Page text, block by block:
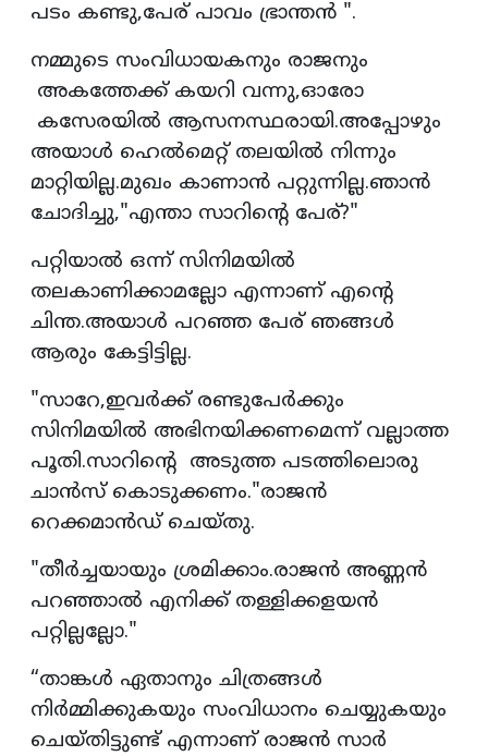
പടം കണ്ടു,പേര് പാവം ഭ്രാന്തൻ ".
നമ്മുടെ സംവിധായകനും രാജനും
അകത്തേക്ക് കയറി വന്നു,ഓരോ
കസേരയിൽ ആസനസ്ഥരായി.അപ്പോഴും
അയാൾ ഹെൽമെറ്റ് തലയിൽ നിന്നും
മാറ്റിയില്ല.മുഖം കാണാൻ പറ്റുന്നില്ല.ഞാൻ
ചോദിച്ചു,"എന്താ സാറിന്റെ പേര്?"
പറ്റിയാൽ ഒന്ന് സിനിമയിൽ
തലകാണിക്കാമല്ലോ എന്നാണ് എൻ്റെ
ചിന്ത.അയാൾ പറഞ്ഞ പേര് ഞങ്ങൾ
ആരും കേട്ടിട്ടില്ല.
"സാറേ,ഇവർക്ക് രണ്ടുപേർക്കും
സിനിമയിൽ അഭിനയിക്കണമെന്ന് വല്ലാത്ത
പൂതി.സാറിൻ്റെ അടുത്ത പടത്തിലൊരു
ചാൻസ് കൊടുക്കണം."രാജൻ
റെക്കമാൻഡ് ചെയ്തു.
"തീർച്ചയായും ശ്രമിക്കാം.രാജൻ അണ്ണൻ
പറഞ്ഞാൽ എനിക്ക് തള്ളിക്കളയൻ
പറ്റില്ലല്ലോ."
“താങ്കൾ ഏതാനും ചിത്രങ്ങൾ
നിർമ്മിക്കുകയും സംവിധാനം ചെയ്യുകയും
ചെയ്തിട്ടുണ്ട് എന്നാണ് രാജൻ സാർ